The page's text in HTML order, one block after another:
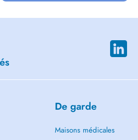
De garde
Maisons médicales